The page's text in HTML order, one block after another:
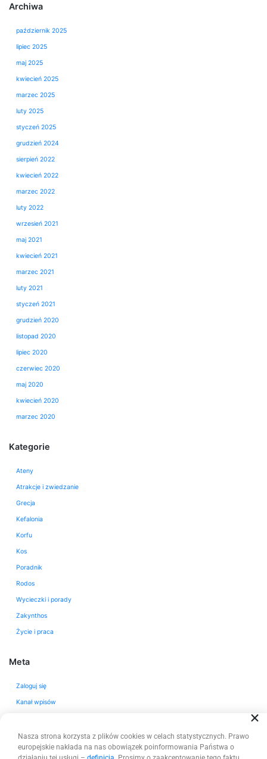
Archiwa
październik 2025
lipiec 2025
maj 2025
kwiecień 2025
marzec 2025
luty 2025
styczeń 2025
grudzień 2024
sierpień 2022
kwiecień 2022
marzec 2022
luty 2022
wrzesień 2021
maj 2021
kwiecień 2021
marzec 2021
luty 2021
styczeń 2021
grudzień 2020
listopad 2020
lipiec 2020
czerwiec 2020
maj 2020
kwiecień 2020
marzec 2020
Kategorie
Ateny
Atrakcje i zwiedzanie
Grecja
Kefalonia
Korfu
Kos
Poradnik
Rodos
Wycieczki i porady
Zakynthos
Życie i praca
Meta
Zaloguj się
Kanał wpisów
WordPress.org
Nasza strona korzysta z plików cookies w celach statystycznych. Prawo
europejskie nakłada na nas obowiązek poinformowania Państwa o